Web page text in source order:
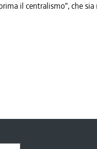
il centralismo", che